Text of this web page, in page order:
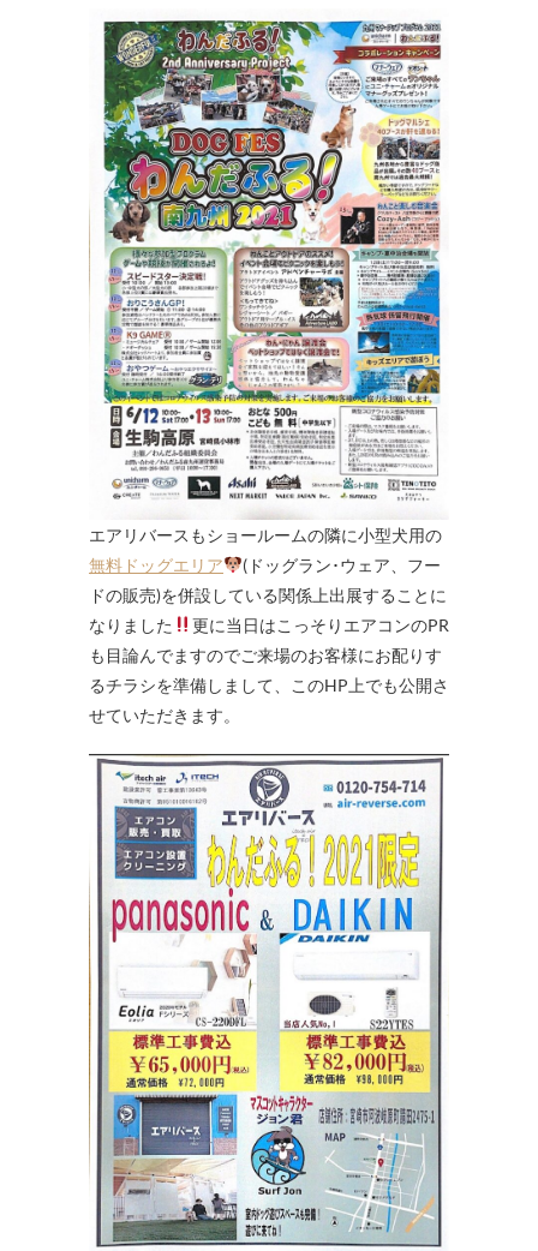
エアリバースもショールームの隣に小型犬用の
無料ドッグエリア
(ドッグラン･ウェア、フー
ドの販売)を併設している関係上出展することに
なりました
更に当日はこっそりエアコンのPR
も目論んでますのでご来場のお客様にお配りす
るチラシを準備しまして、このHP上でも公開さ
せていただきます。